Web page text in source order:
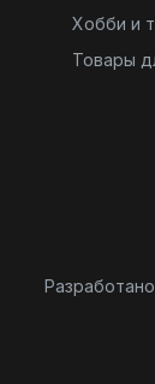
Хобби и
Товары